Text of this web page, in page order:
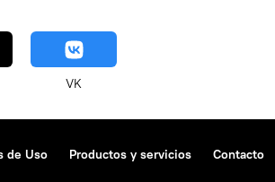
VK
de Uso Productos y servicios Contacto